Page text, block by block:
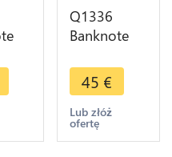
Q1336
Banknote
Francs 1944
-> Make
offer
45 €
Lub złóż
ofertę